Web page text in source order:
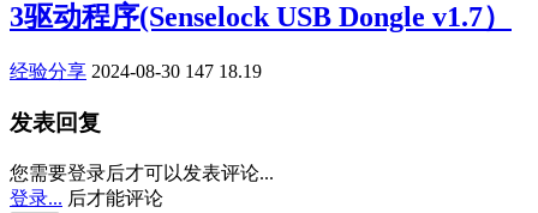
3驱动程序(Senselock USB Dongle v1.7）
经验分享 2024-08-30 147 18.19
发表回复
您需要登录后才可以发表评论...
登录... 后才能评论